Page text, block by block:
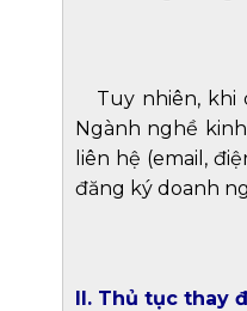
Tuy nhiên, khi
Ngành nghề
liên hệ (email,
đăng ký doanh
II. Thủ tục thay